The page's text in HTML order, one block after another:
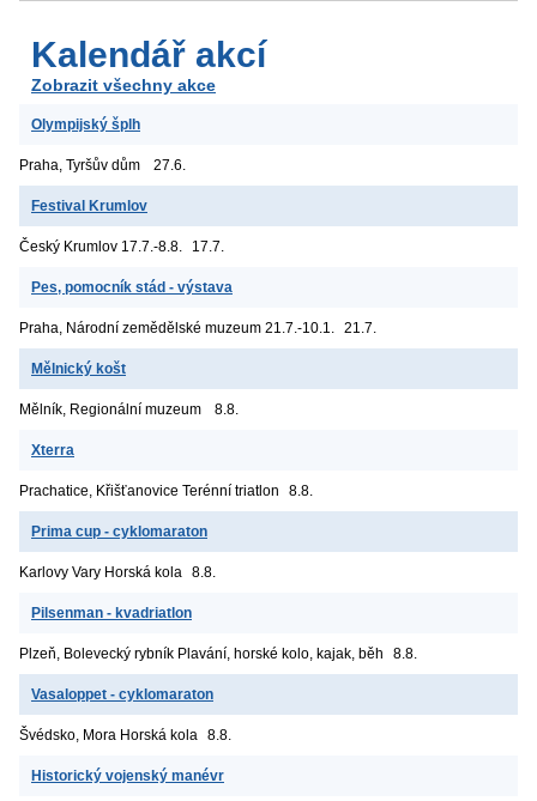
Kalendář akcí
Zobrazit všechny akce
Olympijský šplh
Praha, Tyršův dům 27.6.
Festival Krumlov
Český Krumlov 17.7.-8.8. 17.7.
Pes, pomocník stád - výstava
Praha, Národní zemědělské muzeum 21.7.-10.1. 21.7.
Mělnický košt
Mělník, Regionální muzeum 8.8.
Xterra
Prachatice, Křišťanovice Terénní triatlon 8.8.
Prima cup - cyklomaraton
Karlovy Vary Horská kola 8.8.
Pilsenman - kvadriatlon
Plzeň, Bolevecký rybník Plavání, horské kolo, kajak, běh 8.8.
Vasaloppet - cyklomaraton
Švédsko, Mora Horská kola 8.8.
Historický vojenský manévr